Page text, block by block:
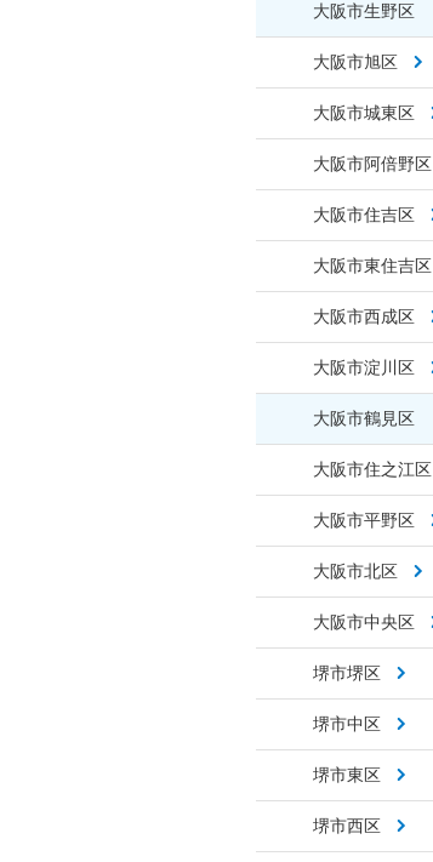
大阪市生野区
大阪市旭区
大阪市城東区
大阪市阿倍野区
大阪市住吉区
大阪市東住吉区
大阪市西成区
大阪市淀川区
大阪市鶴見区
大阪市住之江区
大阪市平野区
大阪市北区
大阪市中央区
堺市堺区
堺市中区
堺市東区
堺市西区